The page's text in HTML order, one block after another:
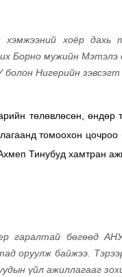
хэмжээний хоёр дахь
Борно мужийн Мэтэлэ
Нигерийн
төлөвлөсөн, өндөр
томоохон
Тинубуд хамтран
гаралтай бөгөөд
оруулж байжээ.
үйл ажиллагааг